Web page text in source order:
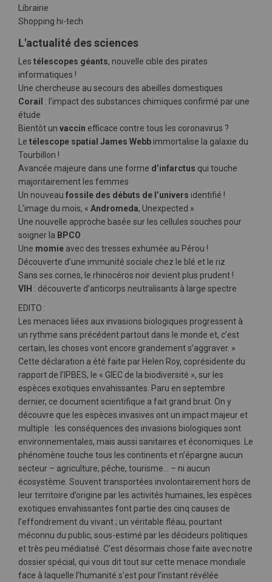
Librairie
Shopping hi-tech
L'actualité des sciences
Les télescopes géants, nouvelle cible des pirates
informatiques !
Une chercheuse au secours des abeilles domestiques
Corail : l’impact des substances chimiques confirmé par une
étude
Bientôt un vaccin efficace contre tous les coronavirus ?
Le télescope spatial James Webb immortalise la galaxie du
Tourbillon !
Avancée majeure dans une forme d’infarctus qui touche
majoritairement les femmes
Un nouveau fossile des débuts de l’univers identifié !
L’image du mois, « Andromeda, Unexpected »
Une nouvelle approche basée sur les cellules souches pour
soigner la BPCO
Une momie avec des tresses exhumée au Pérou !
Découverte d’une immunité sociale chez le blé et le riz
Sans ses cornes, le rhinocéros noir devient plus prudent !
VIH : découverte d’anticorps neutralisants à large spectre
EDITO :
Les menaces liées aux invasions biologiques progressent à
un rythme sans précédent partout dans le monde et, c’est
certain, les choses vont encore grandement s’aggraver. »
Cette déclaration a été faite par Helen Roy, coprésidente du
rapport de l’IPBES, le « GIEC de la biodiversité », sur les
espèces exotiques envahissantes. Paru en septembre
dernier, ce document scientifique a fait grand bruit. On y
découvre que les espèces invasives ont un impact majeur et
multiple : les conséquences des invasions biologiques sont
environnementales, mais aussi sanitaires et économiques. Le
phénomène touche tous les continents et n’épargne aucun
secteur – agriculture, pêche, tourisme… – ni aucun
écosystème. Souvent transportées involontairement hors de
leur territoire d’origine par les activités humaines, les espèces
exotiques envahissantes font partie des cinq causes de
l’effondrement du vivant ; un véritable fléau, pourtant
méconnu du public, sous-estimé par les décideurs politiques
et très peu médiatisé. C’est désormais chose faite avec notre
dossier spécial, qui vous dit tout sur cette menace mondiale
face à laquelle l’humanité s’est pour l’instant révélée